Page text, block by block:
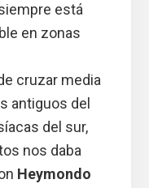
está
en zonas
cruzar media
antiguos del
del sur,
nos daba
Heymondo